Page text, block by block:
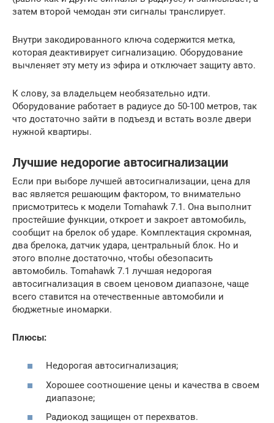
затем второй чемодан эти сигналы транслирует.
Внутри закодированного ключа содержится метка,
которая деактивирует сигнализацию. Оборудование
вычленяет эту мету из эфира и отключает защиту авто.
К слову, за владельцем необязательно идти.
Оборудование работает в радиусе до 50-100 метров, так
что достаточно зайти в подъезд и встать возле двери
нужной квартиры.
Лучшие недорогие автосигнализации
Если при выборе лучшей автосигнализации, цена для
вас является решающим фактором, то внимательно
присмотритесь к модели Tomahawk 7.1. Она выполнит
простейшие функции, откроет и закроет автомобиль,
сообщит на брелок об ударе. Комплектация скромная,
два брелока, датчик удара, центральный блок. Но и
этого вполне достаточно, чтобы обезопасить
автомобиль. Tomahawk 7.1 лучшая недорогая
автосигнализация в своем ценовом диапазоне, чаще
всего ставится на отечественные автомобили и
бюджетные иномарки.
Плюсы:
Недорогая автосигнализация;
Хорошее соотношение цены и качества в своем
диапазоне;
Радиокод защищен от перехватов.